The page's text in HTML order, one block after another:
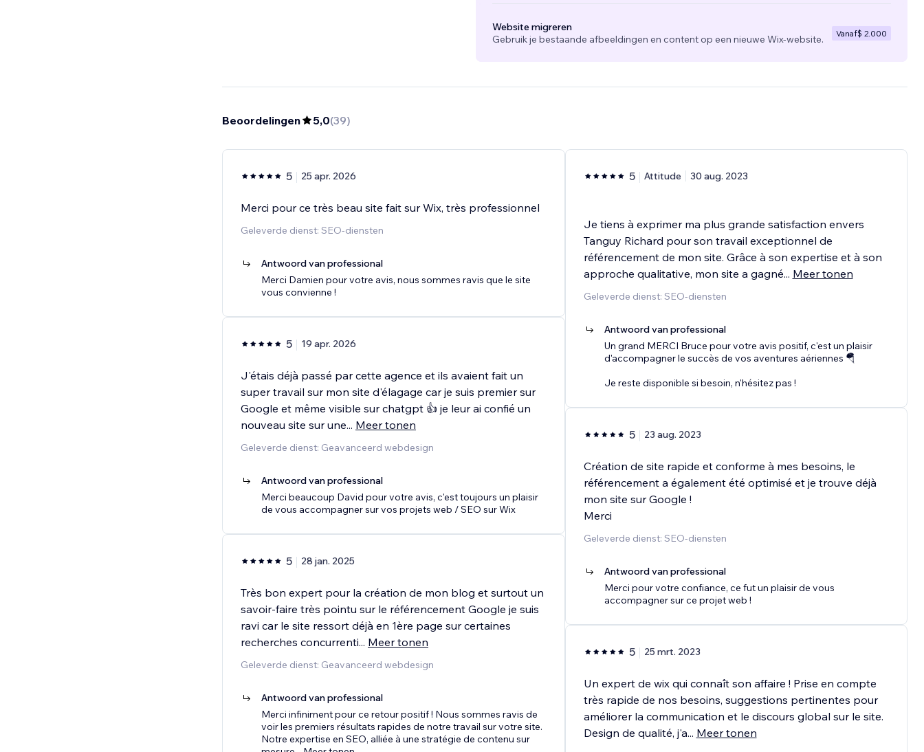
Website migreren
Gebruik je bestaande afbeeldingen en content op een nieuwe Wix-website.
Vanaf$ 2.000
Beoordelingen 5,0(39)
5 25 apr. 2026
Merci pour ce très beau site fait sur Wix, très professionnel
Geleverde dienst: SEO-diensten
Antwoord van professional
Merci Damien pour votre avis, nous sommes ravis que le site
vous convienne !
5 19 apr. 2026
J'étais déjà passé par cette agence et ils avaient fait un
super travail sur mon site d'élagage car je suis premier sur
Google et même visible sur chatgpt 👍 je leur ai confié un
nouveau site sur une... Meer tonen
Geleverde dienst: Geavanceerd webdesign
Antwoord van professional
Merci beaucoup David pour votre avis, c'est toujours un plaisir
de vous accompagner sur vos projets web / SEO sur Wix
5 28 jan. 2025
Très bon expert pour la création de mon blog et surtout un
savoir-faire très pointu sur le référencement Google je suis
ravi car le site ressort déjà en 1ère page sur certaines
recherches concurrenti... Meer tonen
Geleverde dienst: Geavanceerd webdesign
Antwoord van professional
Merci infiniment pour ce retour positif ! Nous sommes ravis de
voir les premiers résultats rapides de notre travail sur votre site.
Notre expertise en SEO, alliée à une stratégie de contenu sur
5 Attitude 30 aug. 2023
Je tiens à exprimer ma plus grande satisfaction envers
Tanguy Richard pour son travail exceptionnel de
référencement de mon site. Grâce à son expertise et à son
approche qualitative, mon site a gagné... Meer tonen
Geleverde dienst: SEO-diensten
Antwoord van professional
Un grand MERCI Bruce pour votre avis positif, c'est un plaisir
d'accompagner le succès de vos aventures aériennes 🪂
Je reste disponible si besoin, n'hésitez pas !
5 23 aug. 2023
Création de site rapide et conforme à mes besoins, le
référencement a également été optimisé et je trouve déjà
mon site sur Google !
Merci
Geleverde dienst: SEO-diensten
Antwoord van professional
Merci pour votre confiance, ce fut un plaisir de vous
accompagner sur ce projet web !
5 25 mrt. 2023
Un expert de wix qui connaît son affaire ! Prise en compte
très rapide de nos besoins, suggestions pertinentes pour
améliorer la communication et le discours global sur le site.
Design de qualité, j'a... Meer tonen